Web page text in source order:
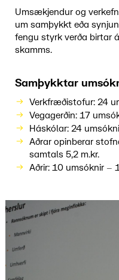
Umsækjendur og
um samþykkt eða
fengu styrk verða birtar
skamms.
Samþykktar
Verkfræðistofur: 24
Vegagerðin: 17
Háskólar: 24
Aðrar opinberar
samtals 5,2 m.kr.
Aðrir: 10 umsóknir –